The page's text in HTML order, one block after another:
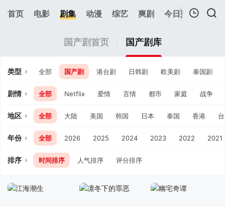
首页 电影 剧集 动漫 综艺 爽剧 今日更新 热榜
我的观影记录
暂无观看影片的记录
国产剧首页 国产剧库
类型 全部 国产剧 港台剧 日韩剧 欧美剧 泰国剧
剧情 全部 Netflix 爱情 言情 都市 家庭 战争
地区 全部 大陆 美国 韩国 日本 泰国 香港
年份 全部 2026 2025 2024 2023 2022 2021
排序 时间排序 人气排序 评分排序